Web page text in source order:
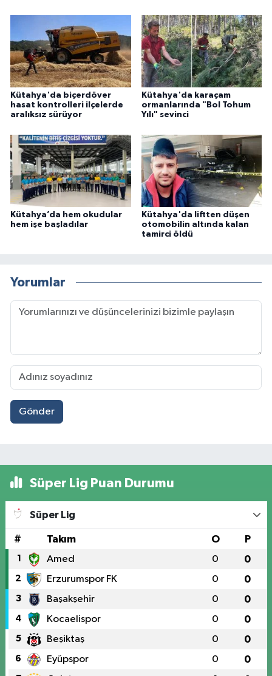
Kütahya'da biçerdöver
hasat kontrolleri ilçelerde
aralıksız sürüyor
Kütahya'da karaçam
ormanlarında "Bol Tohum
Yılı" sevinci
Kütahya’da hem okudular
hem işe başladılar
Kütahya'da liftten düşen
otomobilin altında kalan
tamirci öldü
Yorumlar
Gönder
Süper Lig Puan Durumu
Süper Lig
# Takım O P
1 Amed 0 0
2 Erzurumspor FK 0 0
3 Başakşehir 0 0
4 Kocaelispor 0 0
5 Beşiktaş 0 0
6 Eyüpspor 0 0